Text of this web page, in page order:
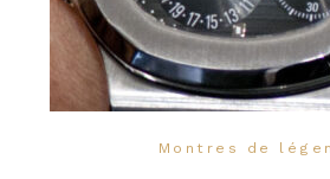
Montres de